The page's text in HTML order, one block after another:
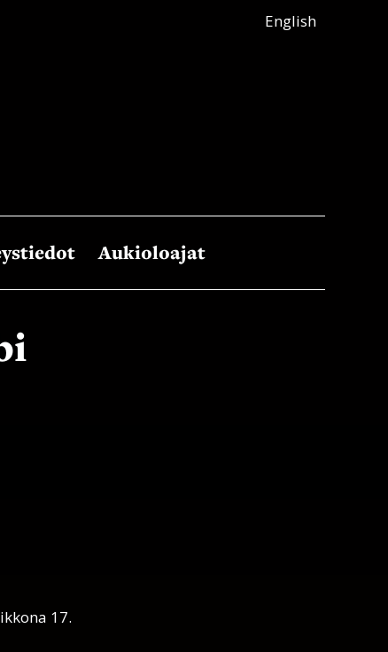
English
Aukioloajat
17.